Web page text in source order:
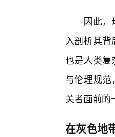
因此，
入剖析其
也是人类复
与伦理规
关者面前的
在灰色地